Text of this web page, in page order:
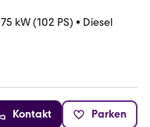
75 kW (102 PS) • Diesel
Kontakt Parken